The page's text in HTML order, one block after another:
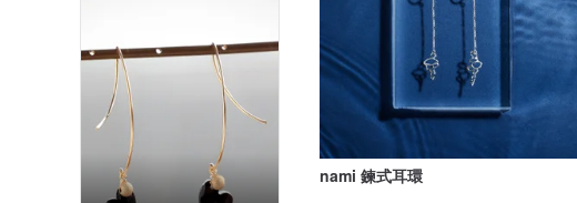
nami 鍊式耳環